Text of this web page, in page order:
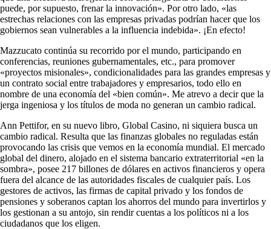
puede, por supuesto, frenar la innovación». Por otro lado, «las
estrechas relaciones con las empresas privadas podrían hacer que los
gobiernos sean vulnerables a la influencia indebida». ¡En efecto!
Mazzucato continúa su recorrido por el mundo, participando en
conferencias, reuniones gubernamentales, etc., para promover
«proyectos misionales», condicionalidades para las grandes empresas y
un contrato social entre trabajadores y empresarios, todo ello en
nombre de una economía del «bien común». Me atrevo a decir que la
jerga ingeniosa y los títulos de moda no generan un cambio radical.
Ann Pettifor, en su nuevo libro, Global Casino, ni siquiera busca un
cambio radical. Resulta que las finanzas globales no reguladas están
provocando las crisis que vemos en la economía mundial. El mercado
global del dinero, alojado en el sistema bancario extraterritorial «en la
sombra», posee 217 billones de dólares en activos financieros y opera
fuera del alcance de las autoridades fiscales de cualquier país. Los
gestores de activos, las firmas de capital privado y los fondos de
pensiones y soberanos captan los ahorros del mundo para invertirlos y
los gestionan a su antojo, sin rendir cuentas a los políticos ni a los
ciudadanos que los eligen.